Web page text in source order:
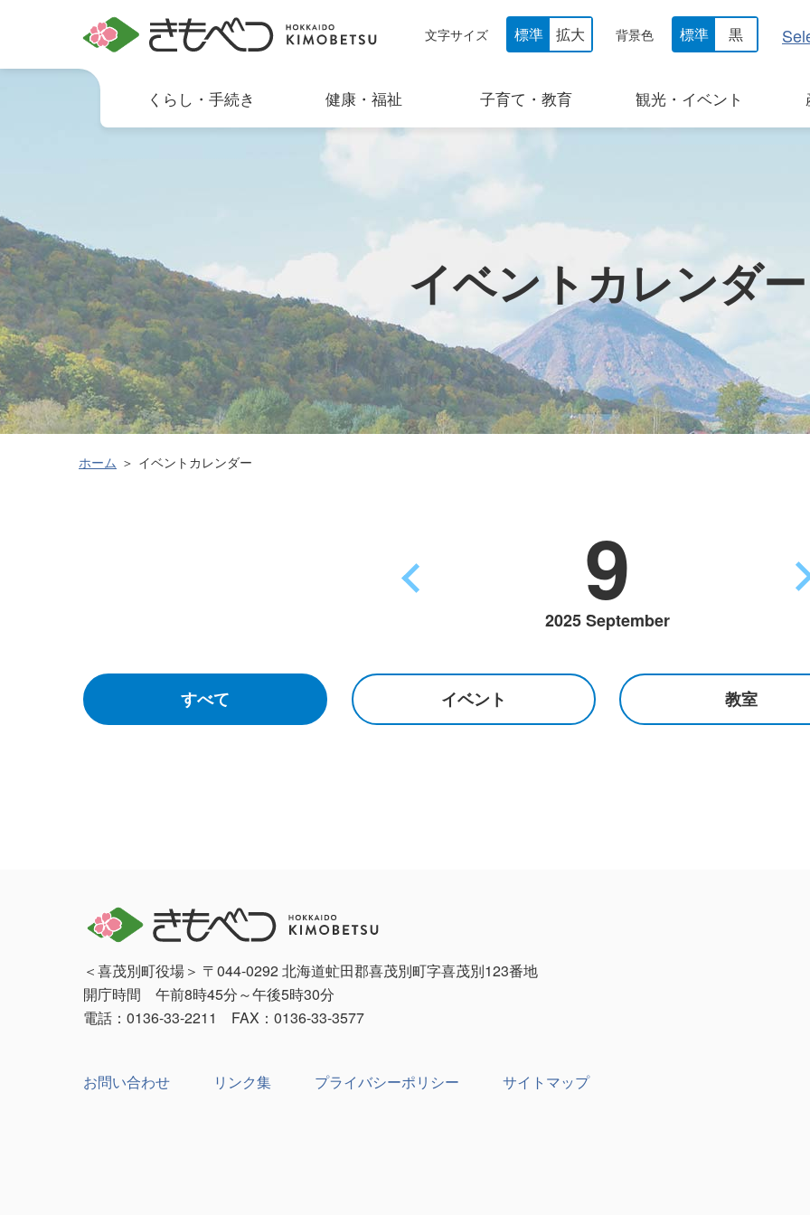
くらし・手続き 健康・福祉 子育て・教育 観光・イベント
文字サイズ 標準 拡大 背景色 標準 黒
イベントカレンダー
ホーム イベントカレンダー
9
2025 September
すべて イベント 教室
＜喜茂別町役場＞ 〒044-0292 北海道虻田郡喜茂別町字喜茂別123番地
開庁時間 午前8時45分～午後5時30分
電話：0136-33-2211 FAX：0136-33-3577
お問い合わせ リンク集 プライバシーポリシー サイトマップ